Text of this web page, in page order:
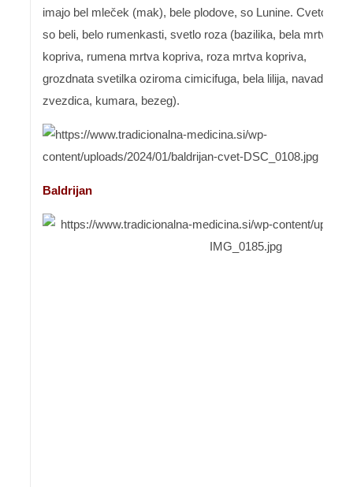
imajo bel mleček (mak), bele plodove, so Lunine. Cvetovi
so beli, belo rumenkasti, svetlo roza (bazilika, bela mrtva
kopriva, rumena mrtva kopriva, roza mrtva kopriva,
grozdnata svetilka oziroma cimicifuga, bela lilija, navadna
zvezdica, kumara, bezeg).
Baldrijan